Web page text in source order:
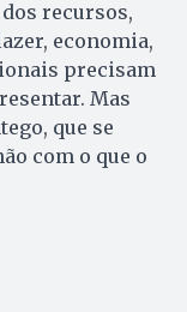
recursos,
economia,
precisam
Mas
que se
com o que o